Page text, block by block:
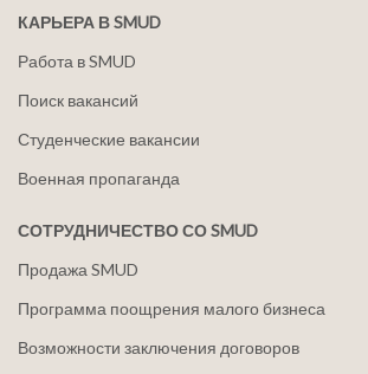
КАРЬЕРА В SMUD
Работа в SMUD
Поиск вакансий
Студенческие вакансии
Военная пропаганда
СОТРУДНИЧЕСТВО СО SMUD
Продажа SMUD
Программа поощрения малого бизнеса
Возможности заключения договоров